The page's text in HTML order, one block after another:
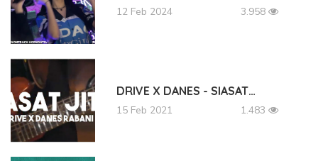
12 Feb 2024 3.958
DRIVE X DANES - SIASAT…
15 Feb 2021 1.483